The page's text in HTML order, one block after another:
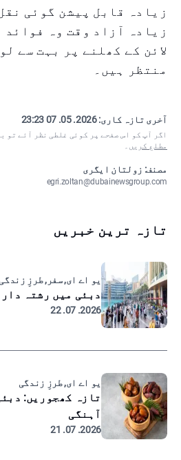
زیادہ قابل پیشن گوئی
زیادہ آزاد وقت وہ فوائد
لائن کے کھلنے پر بہت سے
منتظر ہیں۔
آخری تازہ کاری:2026. 05. 07 23:23
اگر آپ کو اس صفحے پر کوئی غلطی نظر آئے تو
مطلع کریں ۔
مصنف: زولتان ایگری
egri.zoltan@dubainewsgroup.com
تازہ ترین خبریں
یو اے ای, سفر, طرزِ زندگی
دبئی میں رشتہ
2026. 07. 22
یو اے ای, طرزِ زندگی
تازہ کھجوریں:
آہنگی
2026. 07. 21